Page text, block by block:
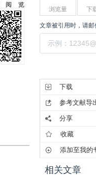
阅览
浏览量 下
文章被引用时，请邮
下载
参考文献导
分享
收藏
添加至我的
相关文章